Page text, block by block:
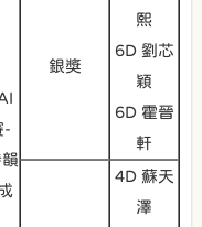
-
銀獎
熙
6D 劉芯
穎
6D 霍晉
軒
4D 蘇天
澤